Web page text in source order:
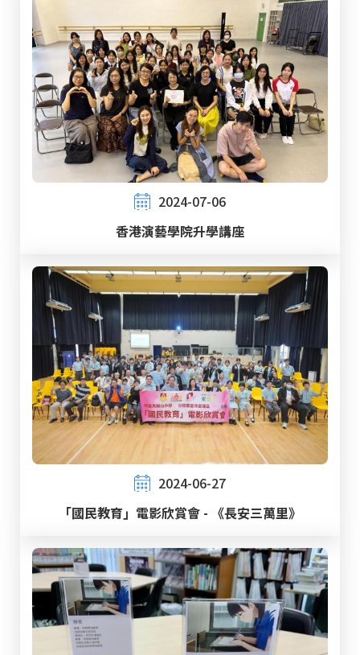
2024-07-06
香港演藝學院升學講座
2024-06-27
「國民教育」電影欣賞會 - 《長安三萬里》